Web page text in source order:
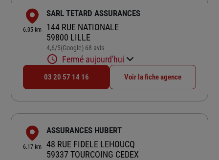
6.05 km
SARL TETARD ASSURANCES
144 RUE NATIONALE
59800 LILLE
4,6/5Note de 4.6 sur 5
(Google) 68 avis
Fermé aujourd'hui
03 20 57 14 16 Voir la fiche agence
6.17 km
ASSURANCES HUBERT
48 RUE FIDELE LEHOUCQ
59337 TOURCOING CEDEX